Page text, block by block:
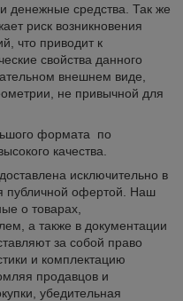
денежные средства. Так же
риск возникновения
что приводит к
свойства данного
внешнем виде,
не привычной для
формата по
качества.
исключительно в
публичной офертой. Наш
о товарах,
а также в документации
за собой право
и комплектацию
продавцов и
убедительная